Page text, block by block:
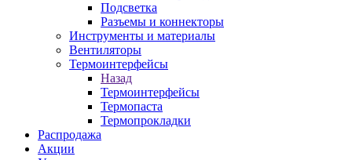
Подсветка
Разъемы и коннекторы
Инструменты и материалы
Вентиляторы
Термоинтерфейсы
Назад
Термоинтерфейсы
Термопаста
Термопрокладки
Распродажа
Акции